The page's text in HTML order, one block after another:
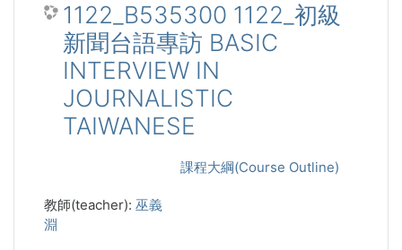
1122_B535300 1122_初級
新聞台語專訪 BASIC
INTERVIEW IN
JOURNALISTIC
TAIWANESE
課程大綱(Course Outline)
教師(teacher): 巫義
淵